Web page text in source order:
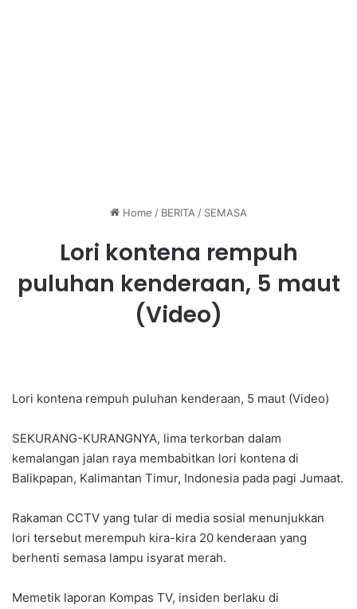
Home / BERITA / SEMASA
Lori kontena rempuh
puluhan kenderaan, 5 maut
(Video)
Lori kontena rempuh puluhan kenderaan, 5 maut (Video)
SEKURANG-KURANGNYA, lima terkorban dalam
kemalangan jalan raya membabitkan lori kontena di
Balikpapan, Kalimantan Timur, Indonesia pada pagi Jumaat.
Rakaman CCTV yang tular di media sosial menunjukkan
lori tersebut merempuh kira-kira 20 kenderaan yang
berhenti semasa lampu isyarat merah.
Memetik laporan Kompas TV, insiden berlaku di